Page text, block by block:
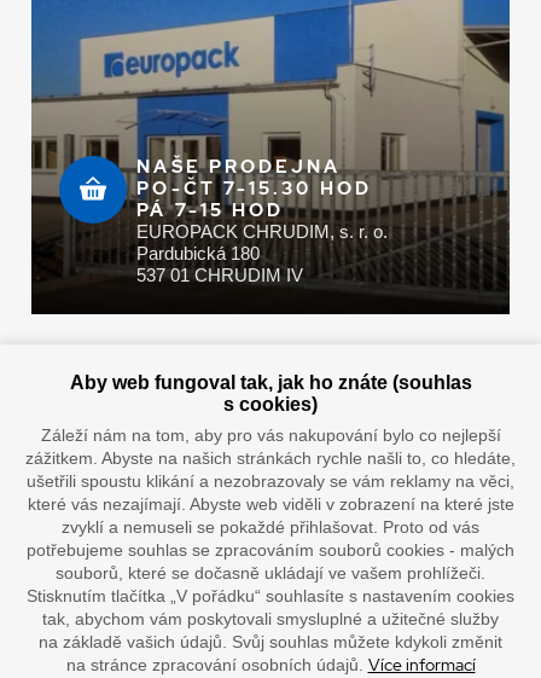
NAŠE PRODEJNA
PO-ČT 7-15.30 HOD
PÁ 7-15 HOD
EUROPACK CHRUDIM, s. r. o.
Pardubická 180
537 01 CHRUDIM IV
Doprava vaším oblíbeným dopravcem
Aby web fungoval tak, jak ho znáte (souhlas
s cookies)
Záleží nám na tom, aby pro vás nakupování bylo co nejlepší
zážitkem. Abyste na našich stránkách rychle našli to, co hledáte,
ušetřili spoustu klikání a nezobrazovaly se vám reklamy na věci,
které vás nezajímají. Abyste web viděli v zobrazení na které jste
zvyklí a nemuseli se pokaždé přihlašovat. Proto od vás
potřebujeme souhlas se zpracováním souborů cookies - malých
souborů, které se dočasně ukládají ve vašem prohlížeči.
Stisknutím tlačítka „V pořádku“ souhlasíte s nastavením cookies
tak, abychom vám poskytovali smysluplné a užitečné služby
na základě vašich údajů. Svůj souhlas můžete kdykoli změnit
na stránce zpracování osobních údajů. Více informací